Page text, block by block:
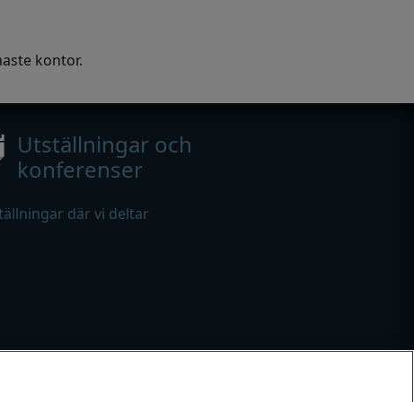
kontor.
Utställningar och
konferenser
där vi deltar